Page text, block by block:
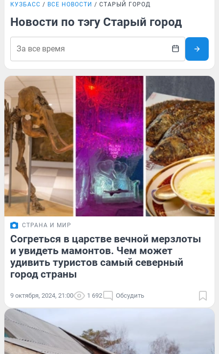
КУЗБАСС ВСЕ НОВОСТИ СТАРЫЙ ГОРОД
Новости по тэгу Старый город
СТРАНА И МИР
Согреться в царстве вечной мерзлоты
и увидеть мамонтов. Чем может
удивить туристов самый северный
город страны
9 октября, 2024, 21:00 1 692 Обсудить